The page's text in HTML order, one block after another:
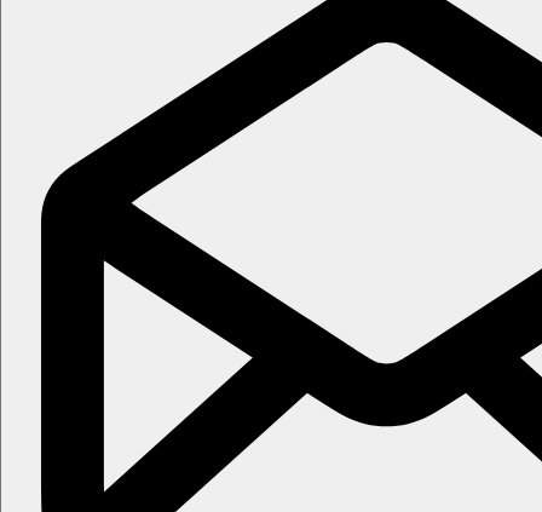
stolní tenis (vybavení za depozit).
Za poplatek:
půjčovna kol, masáže, biliár. Široká nabídka
Dětská postýlka zdarma (na vyžádání), dětská stolička v hlavní
Animační program Funtazie klubu v termínu 25.6. - 4.9.2026
http://www.albena.bg/